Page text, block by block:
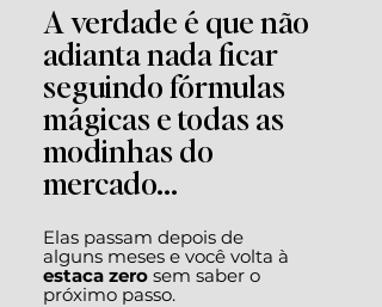
A verdade é que não
adianta nada ficar
seguindo fórmulas
mágicas e todas as
modinhas do
mercado...
Elas passam depois de
alguns meses e você volta à
estaca zero sem saber o
próximo passo.